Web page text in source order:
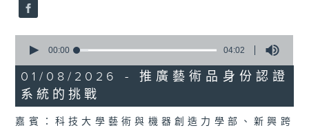
seconds
4
minutes,
2
seconds
00:00 04:02
01/08/2026 - 推廣藝術品身份認證
系統的挑戰
嘉賓：科技大學藝術與機器創造力學部、新興跨